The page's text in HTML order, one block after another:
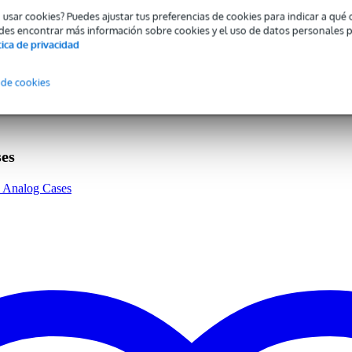
usar cookies? Puedes ajustar tus preferencias de cookies para indicar a
encontrar más información sobre cookies y el uso de datos personales
de privacidad
cookies
specified
PO-14 sintetizador de bolsillo
Cases